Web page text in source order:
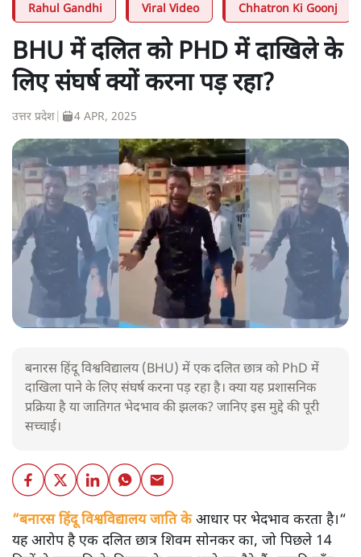
Rahul Gandhi Viral Video Chhatron Ki Goonj
BHU में दलित को PHD में दाखिले के
लिए संघर्ष क्यों करना पड़ रहा?
उत्तर प्रदेश 4 APR, 2025
बनारस हिंदू विश्वविद्यालय (BHU) में एक दलित छात्र को PhD में
दाखिला पाने के लिए संघर्ष करना पड़ रहा है। क्या यह प्रशासनिक
प्रक्रिया है या जातिगत भेदभाव की झलक? जानिए इस मुद्दे की पूरी
सच्चाई।
“बनारस हिंदू विश्वविद्यालय जाति के आधार पर भेदभाव करता है।“
यह आरोप है एक दलित छात्र शिवम सोनकर का, जो पिछले 14